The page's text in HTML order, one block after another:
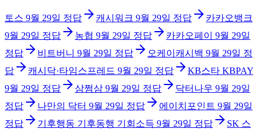
토스 9월 29일 정답 캐시워크 9월 29일 정답
카카오뱅크
9월 29일 정답 농협 9월 29일 정답 카카오페이
9월 29일
정답
비트버니 9월 29일 정답 오케이캐시백 9월 29일 정
답
캐시닥·타임스프레드 9월 29일 정답
KB스타 KBPAY
9월 29일 정답 삼쩜삼 9월 29일 정답 닥터나우 9월 29일
정답
나만의 닥터 9월 29일 정답 에이치포인트 9월 29일
정답
기후행동 기후동행 기회소득 9월 29일 정답
SK 스